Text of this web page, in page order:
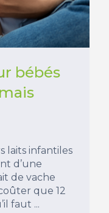
bébés
laits infantiles
d’une
de vache
que 12
faut ...